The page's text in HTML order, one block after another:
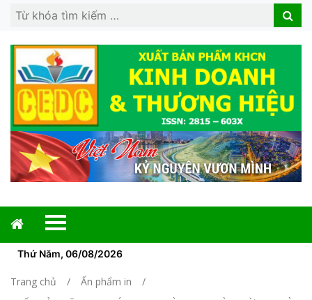
Search
Search
Thứ Năm, 06/08/2026
Trang chủ
Ấn phẩm in